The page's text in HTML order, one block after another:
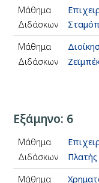
Μάθημα
Διδάσκων
Μάθημα
Διδάσκων
Εξάμηνο: 6
Μάθημα
Διδάσκων
Μάθημα